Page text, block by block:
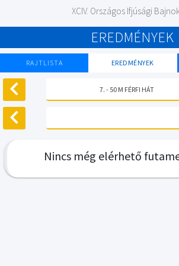
XCIV. Országos Ifjúsági
EREDMÉNYEK
RAJTLISTA EREDMÉNYEK
7. - 50 M FÉRFI HÁT
Nincs még elérhető